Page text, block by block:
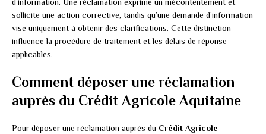
d’information. Une réclamation exprime un mécontentement et
sollicite une action corrective, tandis qu’une demande d’information
vise uniquement à obtenir des clarifications. Cette distinction
influence la procédure de traitement et les délais de réponse
applicables.
Comment déposer une réclamation
auprès du Crédit Agricole Aquitaine
Pour déposer une réclamation auprès du Crédit Agricole